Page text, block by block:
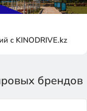
с KINODRIVE.kz
брендов